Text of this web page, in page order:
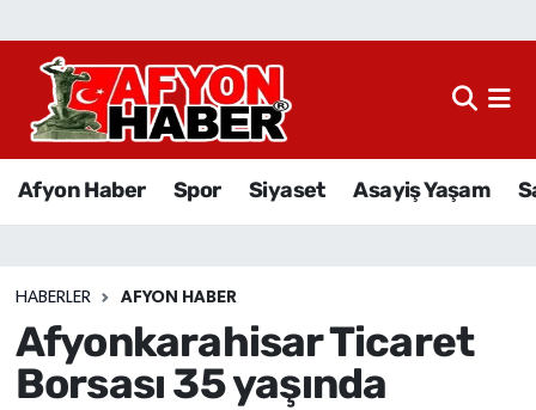
Afyon Haber Spor Siyaset Asayiş Yaşam
HABERLER AFYON HABER
Afyonkarahisar Ticaret
Borsası 35 yaşında
Afyon Haber
Sağlık
Eğitim